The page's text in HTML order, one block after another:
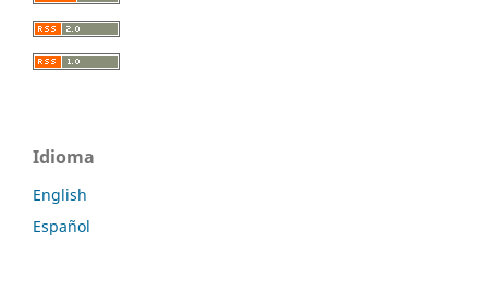
Idioma
English
Español